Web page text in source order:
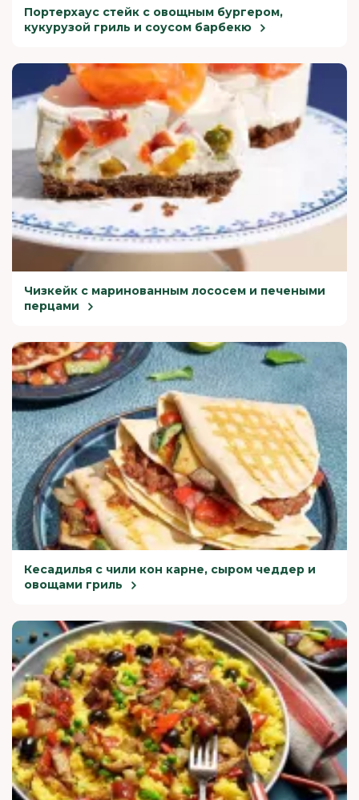
Портерхаус стейк с овощным бургером,
кукурузой гриль и соусом барбекю
Чизкейк с маринованным лососем и печеными
перцами
Кесадилья с чили кон карне, сыром чеддер и
овощами гриль